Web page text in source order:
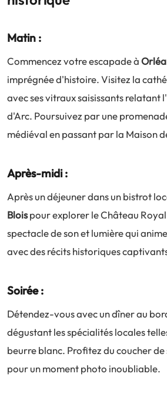
Matin :
Commencez votre escapade à
imprégnée d'histoire. Visitez la
avec ses vitraux saisissants relatant
d'Arc. Poursuivez par une
médiéval en passant par la Maison
Après-midi :
Après un déjeuner dans un bistrot
Bloispour explorer le Château
spectacle de son et lumière qui
avec des récits historiques
Soirée :
Détendez-vous avec un dîner au
dégustant les spécialités locales
beurre blanc. Profitez du coucher de
pour un moment photo inoubliable.